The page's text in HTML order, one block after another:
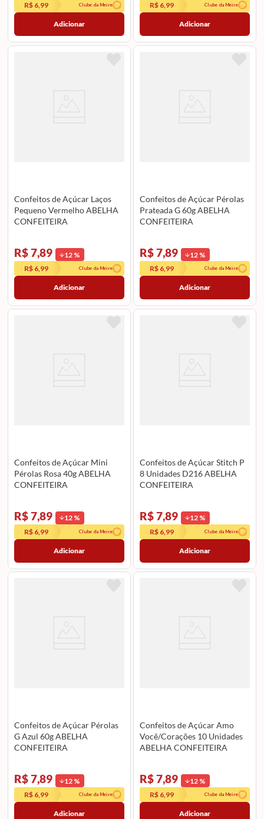
R$ 6,99
Clube da Meire
Adicionar
R$ 6,99
Clube da Meire
Adicionar
Confeitos de Açúcar Laços
Pequeno Vermelho ABELHA
CONFEITEIRA
R$ 7,89 12%
R$ 6,99
Clube da Meire
Adicionar
Confeitos de Açúcar Pérolas
Prateada G 60g ABELHA
CONFEITEIRA
R$ 7,89 12 %
R$ 6,99
Clube da Meire
Adicionar
Confeitos de Açúcar Mini
Pérolas Rosa 40g ABELHA
CONFEITEIRA
R$ 7,89 12%
R$ 6,99
Clube da Meire
Adicionar
Confeitos de Açúcar Stitch P
8 Unidades D216 ABELHA
CONFEITEIRA
R$ 7,89 12 %
R$ 6,99
Clube da Meire
Adicionar
Confeitos de Açúcar Pérolas
G Azul 60g ABELHA
CONFEITEIRA
R$ 7,89 12%
R$ 6,99
Clube da Meire
Adicionar
Confeitos de Açúcar Amo
Você/Corações 10 Unidades
ABELHA CONFEITEIRA
R$ 7,89 12 %
R$ 6,99
Clube da Meire
Adicionar